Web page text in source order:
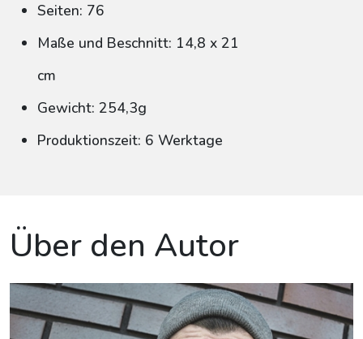
Seiten: 76
Maße und Beschnitt: 14,8 x 21
cm
Gewicht: 254,3g
Produktionszeit: 6 Werktage
Über den Autor